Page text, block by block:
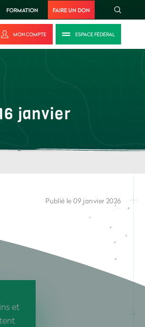
FORMATION FAIRE UN DON
MON COMPTE ESPACE FÉDÉRAL
janvier
et
Publié le 09 janvier 2026